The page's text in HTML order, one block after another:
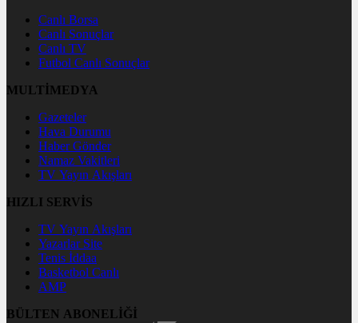
Canlı Borsa
Canlı Sonuçlar
Canlı TV
Futbol Canlı Sonuçlar
MULTİMEDYA
Gazeteler
Hava Durumu
Haber Gönder
Namaz Vakitleri
TV Yayın Akışları
HIZLI SERVİS
TV Yayın Akışları
Yazarlar Site
Tenis İddaa
Basketbol Canlı
AMP
BÜLTEN ABONELİĞİ